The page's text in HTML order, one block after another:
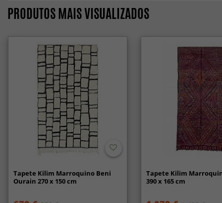
PRODUTOS MAIS VISUALIZADOS
Tapete Kilim Marroquino Beni
Ourain 270 x 150 cm
Tapete Kilim
390 x 165 cm